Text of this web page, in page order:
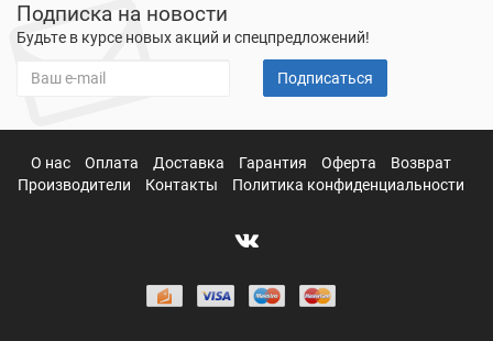
Подписка на новости
Будьте в курсе новых акций и спецпредложений!
Подписаться
О нас Оплата Доставка Гарантия Оферта
Возврат
Производители
Контакты Политика конфиденциальности